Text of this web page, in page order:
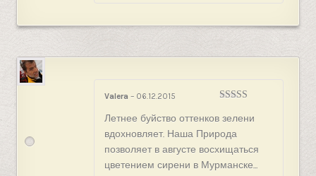
5
Valera – 06.12.2015
Летнее буйство оттенков зелени
вдохновляет. Наша Природа
позволяет в августе восхищаться
цветением сирени в Мурманске…